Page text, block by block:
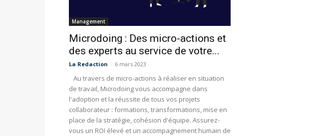
Management
Microdoing : Des micro-actions et
des experts au service de votre...
La Redaction - 6 mars 2023
Au travers de micro-actions à réaliser en situation
de travail, Microdoing vous accompagne dans
l'adoption et la réussite de tous vos projets
collaborateur : formations, transformations, mise en
place de la stratégie, cohésion d'équipe. Assurez-
vous un ROI élevé et un accompagnement humain de